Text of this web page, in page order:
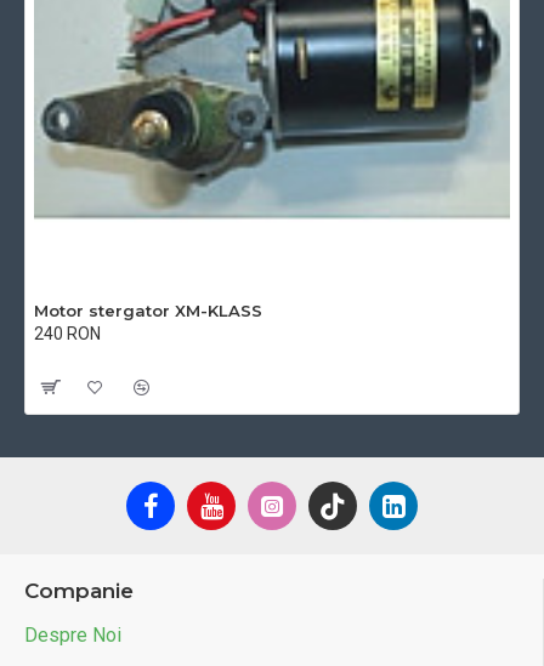
Motor stergator XM-KLASS
240 RON
Companie
Despre Noi